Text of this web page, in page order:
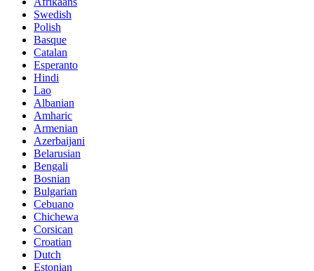
Swedish
Polish
Basque
Catalan
Esperanto
Hindi
Lao
Albanian
Amharic
Armenian
Azerbaijani
Belarusian
Bengali
Bosnian
Bulgarian
Cebuano
Chichewa
Corsican
Croatian
Dutch
Estonian